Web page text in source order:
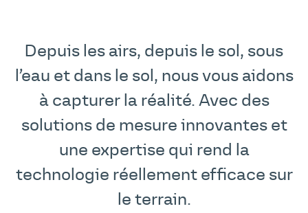
Depuis les airs, depuis le sol, sous
l’eau et dans le sol, nous vous aidons
à capturer la réalité. Avec des
solutions de mesure innovantes et
une expertise qui rend la
technologie réellement efficace sur
le terrain.